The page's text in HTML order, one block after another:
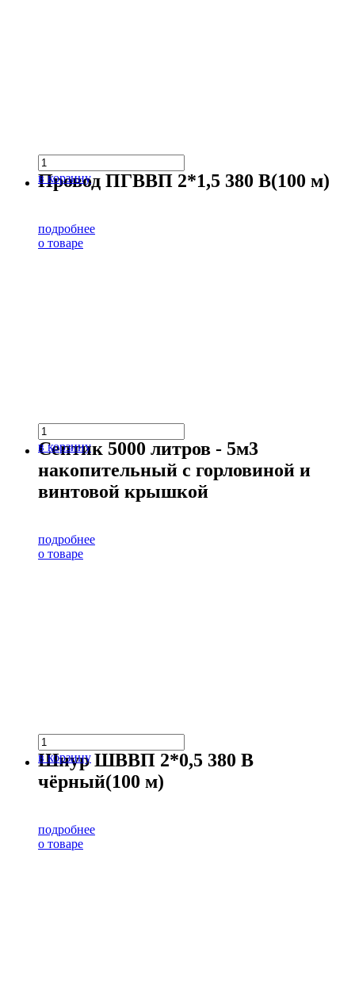
в корзину
Провод ПГВВП 2*1,5 380 В(100 м)
подробнее
о товаре
в корзину
Септик 5000 литров - 5м3
накопительный с горловиной и
винтовой крышкой
подробнее
о товаре
в корзину
Шнур ШВВП 2*0,5 380 В
чёрный(100 м)
подробнее
о товаре